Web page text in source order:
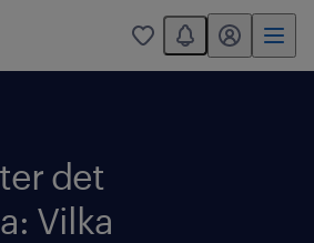
0
You have 0
mitt randstad
det
Vilka